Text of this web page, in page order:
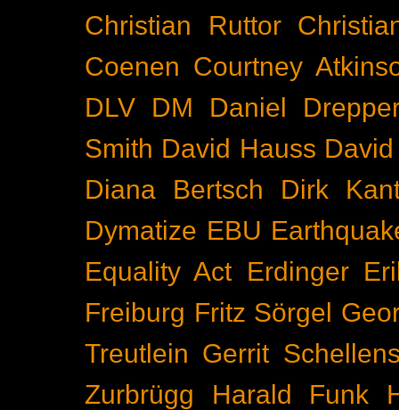
Christian Ruttor
Coenen Courtney
DLV
DM
Daniel
Smith David Hauss
Diana Bertsch
Dirk
Dymatize EBU
Equality Act Erdinger
Freiburg Fritz Sörgel
Treutlein Gerrit
Zurbrügg
Harald Funk